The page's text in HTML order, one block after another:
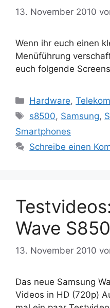
13. November 2010
Wenn ihr euch einen
Menüführung
euch folgende
Kategorien
Hardware,
Schlagwörter
s8500, Samsung,
Smartphones
Schreibe einen
Wave
13. November 2010
Das neue Samsung
Videos in HD (720p)